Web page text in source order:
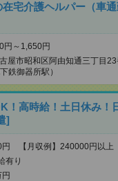
在宅介護ヘルパー（車
円～1,650円
屋市昭和区阿由知通三丁目23
鉄御器所駅）
！高時給！土日休み！
]
円 【月収例】240000円以上
有り